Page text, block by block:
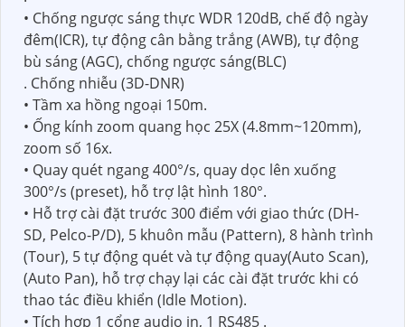
• Chống ngược sáng thực WDR 120dB, chế độ ngày
đêm(ICR), tự động cân bằng trắng (AWB), tự động
bù sáng (AGC), chống ngược sáng(BLC)
. Chống nhiễu (3D-DNR)
• Tầm xa hồng ngoại 150m.
• Ống kính zoom quang học 25X (4.8mm~120mm),
zoom số 16x.
• Quay quét ngang 400°/s, quay dọc lên xuống
300°/s (preset), hỗ trợ lật hình 180°.
• Hỗ trợ cài đặt trước 300 điểm với giao thức (DH-
SD, Pelco-P/D), 5 khuôn mẫu (Pattern), 8 hành trình
(Tour), 5 tự động quét và tự động quay(Auto Scan),
(Auto Pan), hỗ trợ chạy lại các cài đặt trước khi có
thao tác điều khiển (Idle Motion).
• Tích hợp 1 cổng audio in, 1 RS485 .